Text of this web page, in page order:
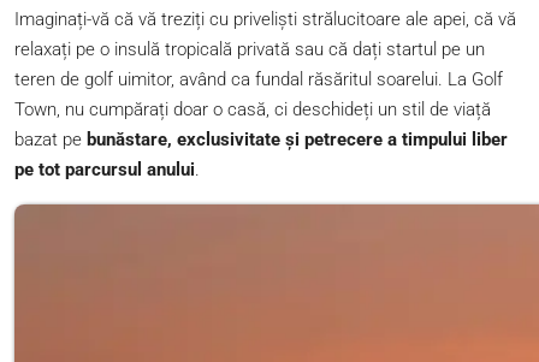
Imaginați-vă că vă treziți cu priveliști strălucitoare ale apei, că vă
relaxați pe o insulă tropicală privată sau că dați startul pe un
teren de golf uimitor, având ca fundal răsăritul soarelui. La Golf
Town, nu cumpărați doar o casă, ci deschideți un stil de viață
bazat pe bunăstare, exclusivitate și petrecere a timpului liber
pe tot parcursul anului